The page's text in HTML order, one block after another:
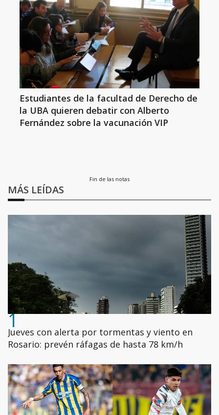
Estudiantes de la facultad de Derecho de
la UBA quieren debatir con Alberto
Fernández sobre la vacunación VIP
Fin de las notas
MÁS LEÍDAS
1
Jueves con alerta por tormentas y viento en
Rosario: prevén ráfagas de hasta 78 km/h